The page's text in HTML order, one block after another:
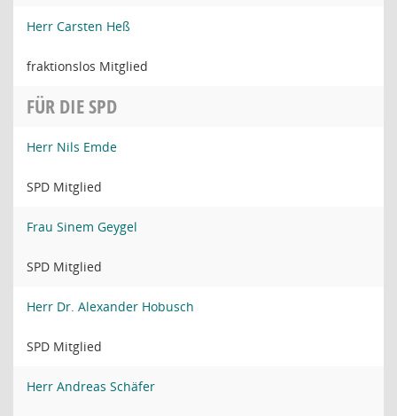
Herr Carsten Heß
fraktionslos Mitglied
FÜR DIE SPD
Herr Nils Emde
SPD Mitglied
Frau Sinem Geygel
SPD Mitglied
Herr Dr. Alexander Hobusch
SPD Mitglied
Herr Andreas Schäfer